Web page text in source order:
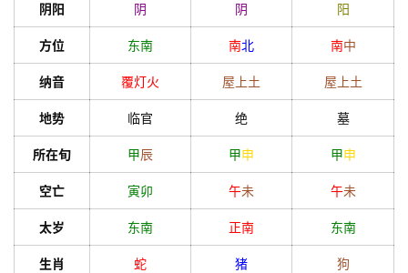
阴阳 阴 阴 阳
方位 东南 南北 南中
纳音 覆灯火 屋上土 屋上土
地势 临官 绝 墓
所在旬 甲辰 甲申 甲申
空亡 寅卯 午未 午未
太岁 东南 正南 东南
生肖 蛇 猪 狗